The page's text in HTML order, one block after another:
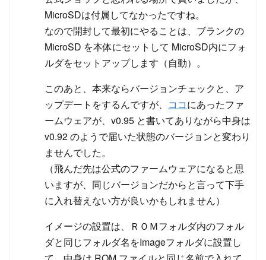
MicroSDは付属してなかったですね。
なので開封して最初にやることは、ブランクの
MicroSD を本体にセットして MicroSD内にフォ
ルダをセットアップします（自動）。
このあと、本来ならバージョンチェックと、ア
ップデートをするんですが、 ココにあったファ
ームウェアが、v0.95 と書いてありながら中身は
v0.92 のようで届いた状態のバージョンと変わり
ませんでした。
（飛んだ先は公式のファームウェアになると思
いますが、同じバージョンだからと言って下手
に入れ替えない方が良いかもしれません）
イメージの設置は、ＲＯＭフォルダ内のフォル
ダと同じフォルダ名をImageフォルダに設置し